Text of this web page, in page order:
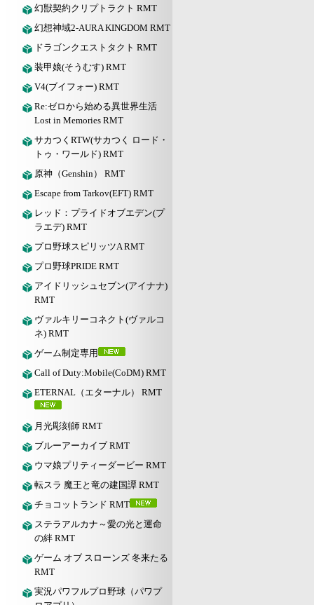
幻獣契約クリプトラクト RMT
幻想神域2-AURA KINGDOM RMT
ドラゴンクエストタクト RMT
装甲娘(そうむす) RMT
V4(ブイフォー) RMT
Re:ゼロから始める異世界生活
Lost in Memories RMT
サカつくRTW(サカつく ロード・
トゥ・ワールド) RMT
原神（Genshin） RMT
Escape from Tarkov(EFT) RMT
レッド：プライドオブエデン(プ
ラエデ) RMT
プロ野球スピリッツA RMT
プロ野球PRIDE RMT
アイドリッシュセブン(アイナナ)
RMT
ヴァルキリーコネクト(ヴァルコ
ネ) RMT
ゲーム制定専用
Call of Duty:Mobile(CoDM) RMT
ETERNAL（エターナル） RMT
月光彫刻師 RMT
ブルーアーカイブ RMT
ウマ娘プリティーダービー RMT
転スラ 魔王と竜の建国譚 RMT
チョコットランド RMT
ステラアルカナ～愛の光と運命
の絆 RMT
ゲーム オブ スローンズ 冬来たる
RMT
実況パワフルプロ野球（パワプ